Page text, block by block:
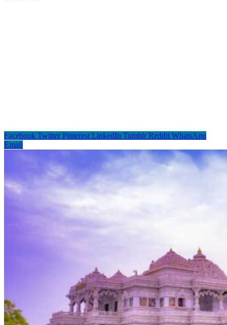
Facebook Twitter Pinterest LinkedIn Tumblr Reddit WhatsApp
Email